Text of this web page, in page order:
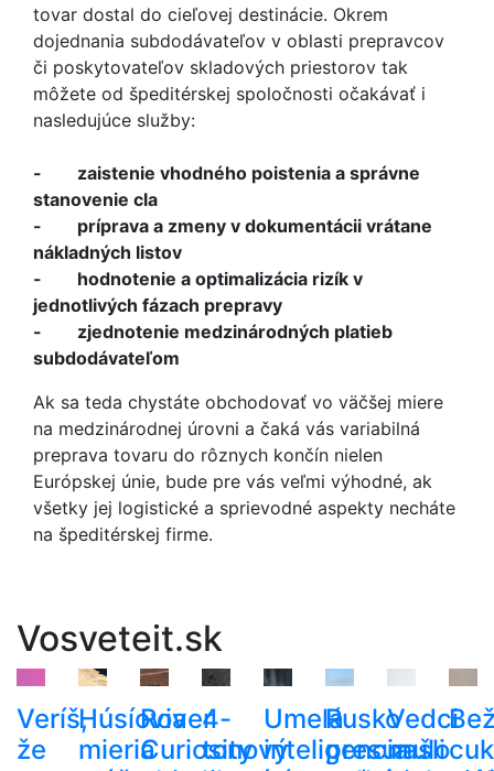
tovar dostal do cieľovej destinácie. Okrem
dojednania subdodávateľov v oblasti prepravcov
či poskytovateľov skladových priestorov tak
môžete od špeditérskej spoločnosti očakávať i
nasledujúce služby:
- zaistenie vhodného poistenia a správne
stanovenie cla
- príprava a zmeny v dokumentácii vrátane
nákladných listov
- hodnotenie a optimalizácia rizík v
jednotlivých fázach prepravy
- zjednotenie medzinárodných platieb
subdodávateľom
Ak sa teda chystáte obchodovať vo väčšej miere
na medzinárodnej úrovni a čaká vás variabilná
preprava tovaru do rôznych končín nielen
Európskej únie, bude pre vás veľmi výhodné, ak
všetky jej logistické a sprievodné aspekty necháte
na špeditérskej firme.
Vosveteit.sk
Veríš,
že
Húsíovia
mieria
Rover
Curiosity
4-
tonový
Umelá
inteligencia
Rusko
presunulo
Vedci
našli